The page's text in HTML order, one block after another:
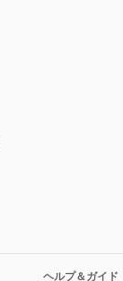
ヘルプ＆ガイド